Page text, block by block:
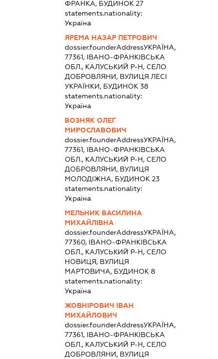
ФРАНКА, БУДИНОК 27
statements.nationality:
Україна
ЯРЕМА НАЗАР ПЕТРОВИЧ
dossier.founderAddressУКРАЇНА,
77361, ІВАНО-ФРАНКІВСЬКА
ОБЛ., КАЛУСЬКИЙ Р-Н, СЕЛО
ДОБРОВЛЯНИ, ВУЛИЦЯ ЛЕСІ
УКРАЇНКИ, БУДИНОК 38
statements.nationality:
Україна
ВОЗНЯК ОЛЕГ
МИРОСЛАВОВИЧ
dossier.founderAddressУКРАЇНА,
77361, ІВАНО-ФРАНКІВСЬКА
ОБЛ., КАЛУСЬКИЙ Р-Н, СЕЛО
ДОБРОВЛЯНИ, ВУЛИЦЯ
МОЛОДІЖНА, БУДИНОК 23
statements.nationality:
Україна
МЕЛЬНИК ВАСИЛИНА
МИХАЙЛІВНА
dossier.founderAddressУКРАЇНА,
77360, ІВАНО-ФРАНКІВСЬКА
ОБЛ., КАЛУСЬКИЙ Р-Н, СЕЛО
НОВИЦЯ, ВУЛИЦЯ
МАРТОВИЧА, БУДИНОК 8
statements.nationality:
Україна
ЖОВНІРОВИЧ ІВАН
МИХАЙЛОВИЧ
dossier.founderAddressУКРАЇНА,
77361, ІВАНО-ФРАНКІВСЬКА
ОБЛ., КАЛУСЬКИЙ Р-Н, СЕЛО
ДОБРОВЛЯНИ, ВУЛИЦЯ